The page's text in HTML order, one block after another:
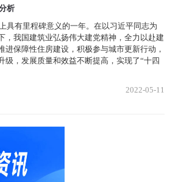
析
具有里程碑意义的一年。在以习近平同志为
，我国建筑业弘扬伟大建党精神，全力以赴建
进保障性住房建设，积极参与城市更新行动，
级，发展质量和效益不断提高，实现了“十四
2022-05-11